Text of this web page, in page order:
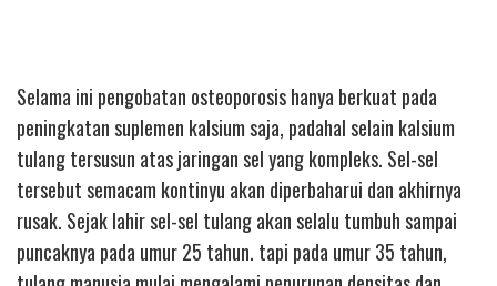
Selama ini pengobatan osteoporosis hanya berkuat pada
peningkatan suplemen kalsium saja, padahal selain kalsium
tulang tersusun atas jaringan sel yang kompleks. Sel-sel
tersebut semacam kontinyu akan diperbaharui dan akhirnya
rusak. Sejak lahir sel-sel tulang akan selalu tumbuh sampai
puncaknya pada umur 25 tahun. tapi pada umur 35 tahun,